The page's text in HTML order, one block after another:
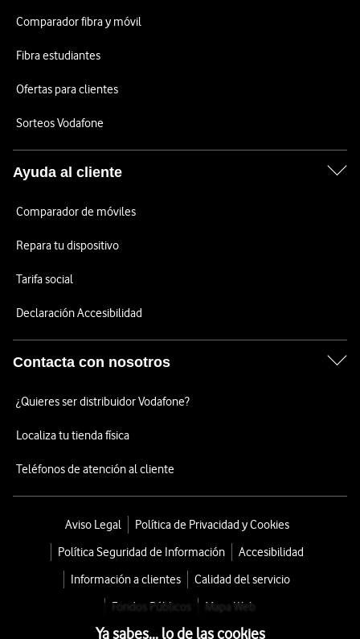
Comparador fibra y móvil
Fibra estudiantes
Ofertas para clientes
Sorteos Vodafone
Ayuda al cliente
Comparador de móviles
Repara tu dispositivo
Tarifa social
Declaración Accesibilidad
Contacta con nosotros
¿Quieres ser distribuidor Vodafone?
Localiza tu tienda física
Teléfonos de atención al cliente
Aviso Legal
Política de Privacidad y Cookies
Política Seguridad de Información
Accesibilidad
Información a clientes
Calidad del servicio
Fondos Públicos
Mapa Web
Ya sabes... lo de las cookies